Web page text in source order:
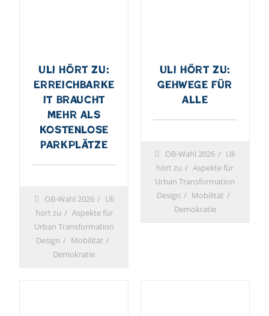
Uli hört zu:
Erreichbarke
it braucht
mehr als
kostenlose
Parkplätze
OB-Wahl 2026
Uli
hört zu
Aspekte für
Urban Transformation
Design
Mobilität
Demokratie
Uli hört zu:
Gehwege für
alle
OB-Wahl 2026
Uli
hört zu
Aspekte für
Urban Transformation
Design
Mobilität
Demokratie